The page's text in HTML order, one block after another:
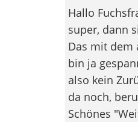
Hallo
super, dann
Das mit dem
bin ja
also kein
da noch,
Schönes